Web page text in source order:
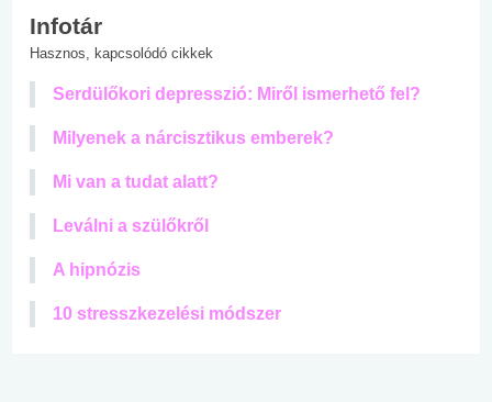
Infotár
Hasznos, kapcsolódó cikkek
Serdülőkori depresszió: Miről ismerhető fel?
Milyenek a nárcisztikus emberek?
Mi van a tudat alatt?
Leválni a szülőkről
A hipnózis
10 stresszkezelési módszer